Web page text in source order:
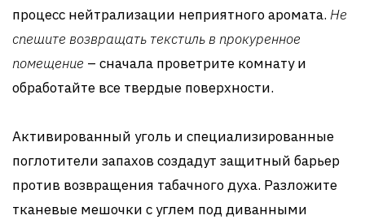
процесс нейтрализации неприятного аромата. Не
спешите возвращать текстиль в прокуренное
помещение – сначала проветрите комнату и
обработайте все твердые поверхности.
Активированный уголь и специализированные
поглотители запахов создадут защитный барьер
против возвращения табачного духа. Разложите
тканевые мешочки с углем под диванными